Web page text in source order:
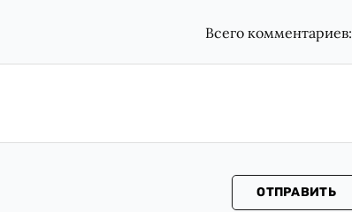
Всего комментариев:
ОТПРАВИТЬ